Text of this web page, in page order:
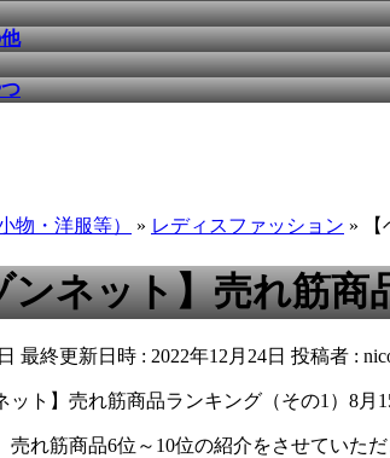
物・洋服等） » レディスファッション » 【
ンネット】売れ筋商
最終更新日時 : 2022年12月24日 投稿者 :
ト】売れ筋商品ランキング（その1）8月
売れ筋商品6位～10位の紹介をさせていた